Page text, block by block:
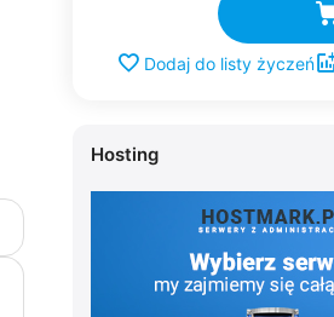
Dodaj do listy życzeń
Hosting